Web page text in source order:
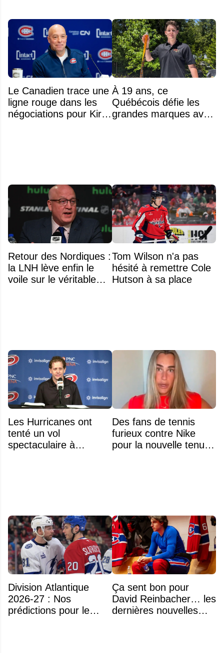
Le Canadien trace une
ligne rouge dans les
négociations pour Kirill
À 19 ans, ce
Québécois défie les
grandes marques avec
Retour des Nordiques :
la LNH lève enfin le
voile sur le véritable
Tom Wilson n'a pas
hésité à remettre Cole
Hutson à sa place
Les Hurricanes ont
tenté un vol
spectaculaire à
Des fans de tennis
furieux contre Nike
pour la nouvelle tenue
Division Atlantique
2026-27 : Nos
prédictions pour le
Ça sent bon pour
David Reinbacher… les
dernières nouvelles